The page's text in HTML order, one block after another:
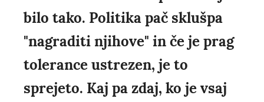
bilo tako. Politika pač sklušpa
"nagraditi njihove" in če je prag
tolerance ustrezen, je to
sprejeto. Kaj pa zdaj, ko je vsaj